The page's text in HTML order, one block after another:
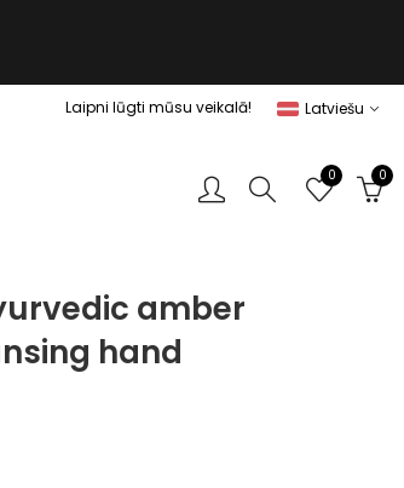
Laipni lūgti mūsu veikalā! Latviešu
0 0
amber
hand